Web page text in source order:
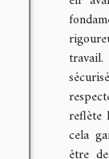
reflète
cela